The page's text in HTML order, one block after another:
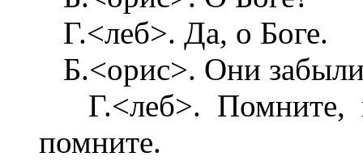
Г.<леб>. Да, о Боге.
Б.<орис>. Они
Г.<леб>. Помните,
помните.